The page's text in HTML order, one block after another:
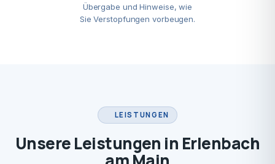
Übergabe und Hinweise, wie
Sie Verstopfungen vorbeugen.
LEISTUNGEN
Unsere Leistungen in Erlenbach